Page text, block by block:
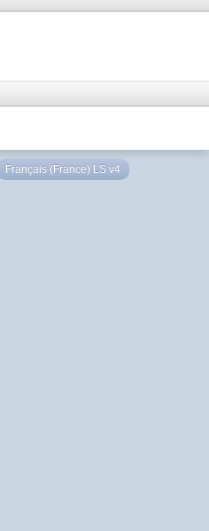
Français (France) LS v4